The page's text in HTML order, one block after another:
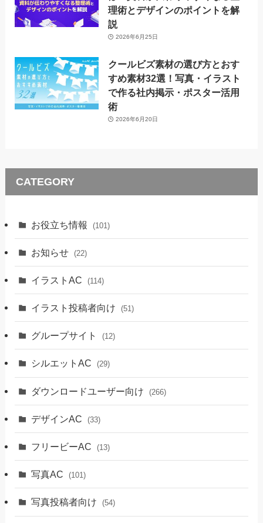
理術とデザインのポイントを解
説
2026年6月25日
クールビズ素材の選び方とおす
すめ素材32選！写真・イラスト
で作る社内掲示・ポスター活用
術
2026年6月20日
CATEGORY
お役立ち情報 (101)
お知らせ (22)
イラストAC (114)
イラスト投稿者向け (51)
グループサイト (12)
シルエットAC (29)
ダウンロードユーザー向け (266)
デザインAC (33)
フリービーAC (13)
写真AC (101)
写真投稿者向け (54)